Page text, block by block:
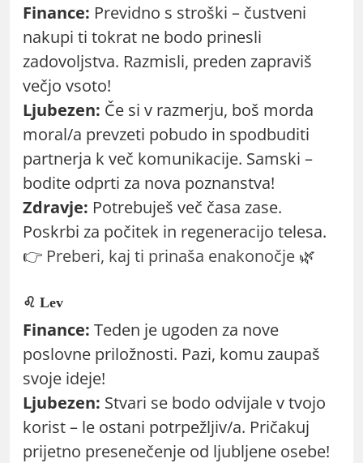
Finance: Previdno s stroški – čustveni
nakupi ti tokrat ne bodo prinesli
zadovoljstva. Razmisli, preden zapraviš
večjo vsoto!
Ljubezen: Če si v razmerju, boš morda
moral/a prevzeti pobudo in spodbuditi
partnerja k več komunikacije. Samski –
bodite odprti za nova poznanstva!
Zdravje: Potrebuješ več časa zase.
Poskrbi za počitek in regeneracijo telesa.
👉 Preberi, kaj ti prinaša enakonočje 🌿
♌ Lev
Finance: Teden je ugoden za nove
poslovne priložnosti. Pazi, komu zaupaš
svoje ideje!
Ljubezen: Stvari se bodo odvijale v tvojo
korist – le ostani potrpežljiv/a. Pričakuj
prijetno presenečenje od ljubljene osebe!